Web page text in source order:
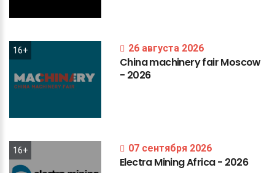
16+ 26 августа 2026
ChinamachineryfairMoscow
- 2026
16+ 07 сентября 2026
ElectraMiningAfrica- 2026